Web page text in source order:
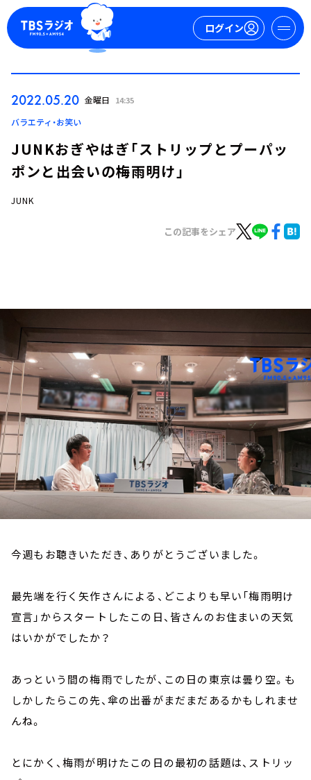
ログイン
ログイン
イベント・グッズ
YouTube
会社情報
2022.05.20 金曜日 14:35
バラエティ・お笑い
JUNKおぎやはぎ「ストリップとプーパッ
ポンと出会いの梅雨明け」
JUNK
この記事をシェア
今週もお聴きいただき、ありがとうございました。
最先端を行く矢作さんによる、どこよりも早い「梅雨明け
宣言」からスタートしたこの日、皆さんのお住まいの天気
はいかがでしたか？
あっという間の梅雨でしたが、この日の東京は曇り空。も
しかしたらこの先、傘の出番がまだまだあるかもしれませ
んね。
とにかく、梅雨が明けたこの日の最初の話題は、ストリッ